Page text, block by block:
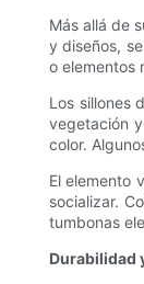
Más allá de
y diseños,
o elementos
Los sillones
vegetación
color.
El elemento
socializar.
tumbonas
Durabilidad